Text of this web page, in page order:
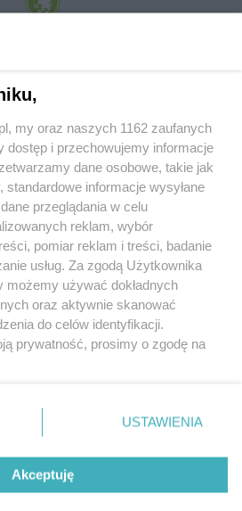
z o.o. Internetowy Serwis Informacyjny Miasta
PRYWATNOŚCI HOSTING
RSS FACEBOOK KONTAKT
serwisy
Muzyka i kultura
Archiwum wydarzeń
Zdjęcia miasta
my oraz naszych 1162 zaufanych
dostęp i przechowujemy informacje
dane osobowe, takie jak
standardowe informacje wysyłane
przeglądania w celu
reklam, wybór
pomiar reklam i treści, badanie
usług. Za zgodą Użytkownika
możemy używać dokładnych
oraz aktywnie skanować
do celów identyfikacji.
prywatność, prosimy o zgodę na
dolnym rogu strony
. Niektóre
będą miały zastosowania tylko
USTAWIENIA
Akceptuję